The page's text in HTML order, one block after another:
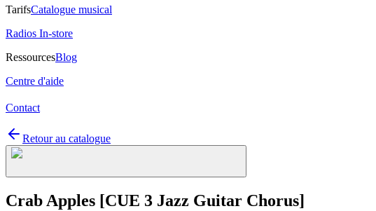
TarifsCatalogue musical
Radios In-store
RessourcesBlog
Centre d'aide
Contact
Retour au catalogue
Crab Apples [CUE 3 Jazz Guitar Chorus]